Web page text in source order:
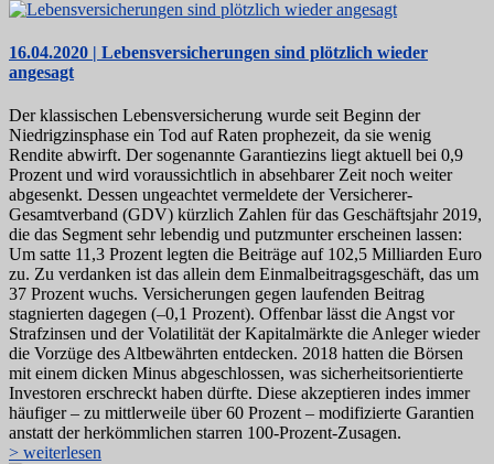
16.04.2020 | Lebensversicherungen sind plötzlich wieder
angesagt
Der klassischen Lebensversicherung wurde seit Beginn der
Niedrigzinsphase ein Tod auf Raten prophezeit, da sie wenig
Rendite abwirft. Der sogenannte Garantiezins liegt aktuell bei 0,9
Prozent und wird voraussichtlich in absehbarer Zeit noch weiter
abgesenkt. Dessen ungeachtet vermeldete der Versicherer-
Gesamtverband (GDV) kürzlich Zahlen für das Geschäftsjahr 2019,
die das Segment sehr lebendig und putzmunter erscheinen lassen:
Um satte 11,3 Prozent legten die Beiträge auf 102,5 Milliarden Euro
zu. Zu verdanken ist das allein dem Einmalbeitragsgeschäft, das um
37 Prozent wuchs. Versicherungen gegen laufenden Beitrag
stagnierten dagegen (–0,1 Prozent). Offenbar lässt die Angst vor
Strafzinsen und der Volatilität der Kapitalmärkte die Anleger wieder
die Vorzüge des Altbewährten entdecken. 2018 hatten die Börsen
mit einem dicken Minus abgeschlossen, was sicherheitsorientierte
Investoren erschreckt haben dürfte. Diese akzeptieren indes immer
häufiger – zu mittlerweile über 60 Prozent – modifizierte Garantien
anstatt der herkömmlichen starren 100-Prozent-Zusagen.
> weiterlesen